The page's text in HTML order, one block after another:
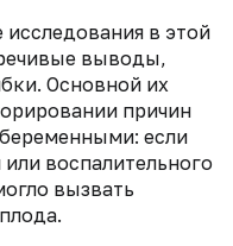
в этой
выводы,
Основной их
причин
если
воспалительного
вызвать